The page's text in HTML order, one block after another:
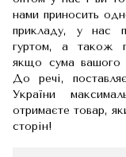
нами приносить
прикладу, у нас
гуртом, а також
якщо сума вашого
До речі,
України
отримаєте товар,
сторін!